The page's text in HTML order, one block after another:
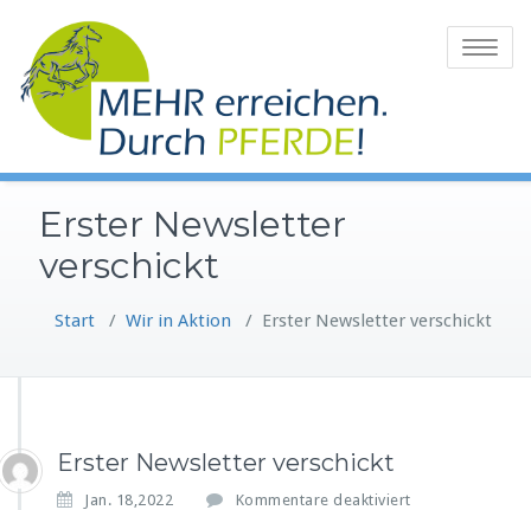
springen
Toggle
Erster Newsletter
verschickt
Start / Wir in Aktion / Erster Newsletter verschickt
Erster Newsletter verschickt
Jan. 18,2022 Kommentare deaktiviert